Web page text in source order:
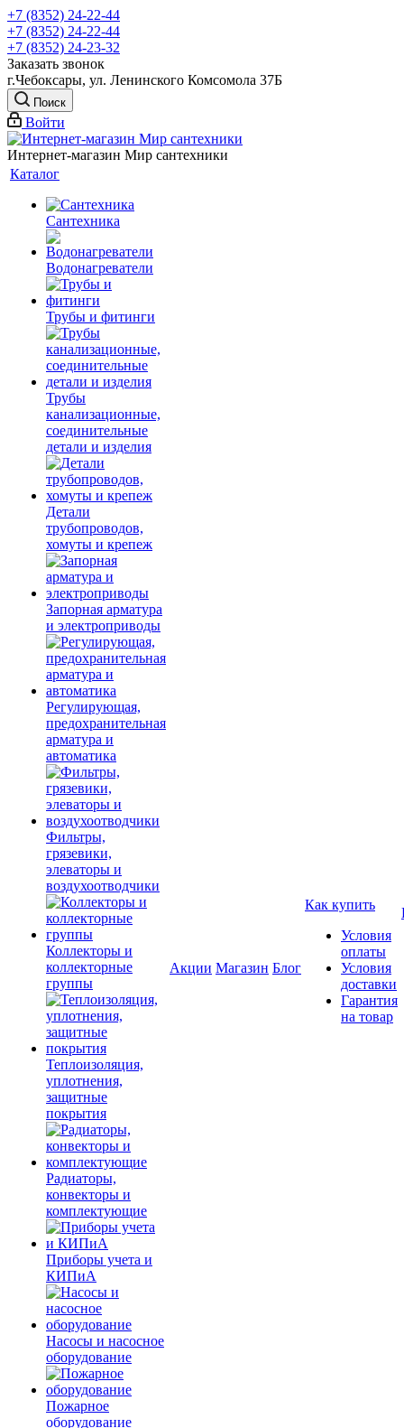
+7 (8352) 24-22-44
+7 (8352) 24-22-44
+7 (8352) 24-23-32
Заказать звонок
г.Чебоксары, ул. Ленинского Комсомола 37Б
Поиск
Войти
Интернет-магазин Мир сантехники
Каталог
Сантехника
Водонагреватели
Трубы и фитинги
Трубы
канализационные,
соединительные
детали и изделия
Детали
трубопроводов,
хомуты и крепеж
Запорная арматура
и электроприводы
Регулирующая,
предохранительная
арматура и
автоматика
Фильтры,
грязевики,
элеваторы и
воздухоотводчики
Коллекторы и
коллекторные
группы
Теплоизоляция,
уплотнения,
защитные
покрытия
Радиаторы,
конвекторы и
комплектующие
Приборы учета и
КИПиА
Насосы и насосное
оборудование
Пожарное
оборудование
Акции Магазин Блог
Как купить
Условия
оплаты
Условия
доставки
Гарантия
на товар